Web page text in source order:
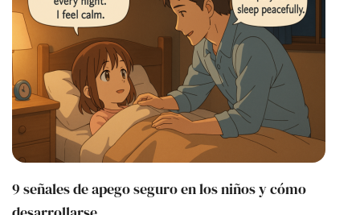
9 señales de apego seguro en los niños y cómo